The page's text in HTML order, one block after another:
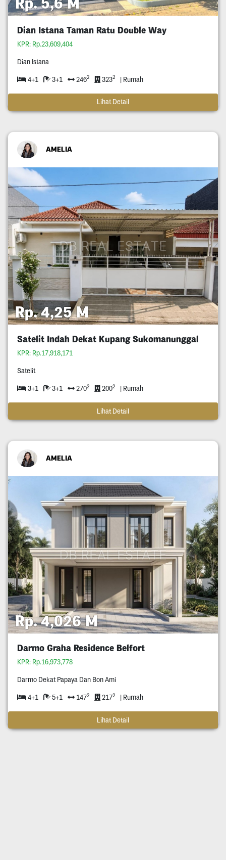
Dian Istana Taman Ratu Double Way
KPR: Rp.23,609,404
Dian Istana
4+1 3+1 2462 3232 | Rumah
Lihat Detail
AMELIA
Rp. 4,25 M
Satelit Indah Dekat Kupang Sukomanunggal
KPR: Rp.17,918,171
Satelit
3+1 3+1 2702 2002 | Rumah
Lihat Detail
AMELIA
Rp. 4,026 M
Darmo Graha Residence Belfort
KPR: Rp.16,973,778
Darmo Dekat Papaya Dan Bon Ami
4+1 5+1 1472 2172 | Rumah
Lihat Detail